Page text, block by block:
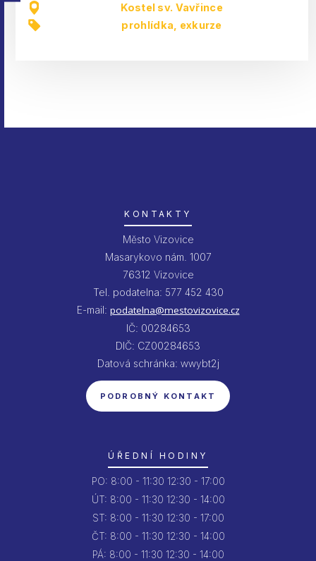
Kostel sv. Vavřince
prohlídka, exkurze
KONTAKTY
Město Vizovice
Masarykovo nám. 1007
76312 Vizovice
Tel. podatelna: 577 452 430
E-mail: podatelna@mestovizovice.cz
IČ: 00284653
DIČ: CZ00284653
Datová schránka: wwybt2j
PODROBNÝ KONTAKT
ÚŘEDNÍ HODINY
PO: 8:00 - 11:30 12:30 - 17:00
ÚT: 8:00 - 11:30 12:30 - 14:00
ST: 8:00 - 11:30 12:30 - 17:00
ČT: 8:00 - 11:30 12:30 - 14:00
PÁ: 8:00 - 11:30 12:30 - 14:00